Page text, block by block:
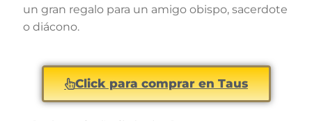
un gran regalo para un amigo obispo, sacerdote
o diácono.
Click para comprar en Taus